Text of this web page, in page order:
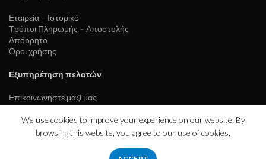
Εταιρεία – Ιστορικό
Τρόποι Πληρωμής – Αποστολής
Απόρρητο
Όροι χρήσης
Εξυπηρέτηση πελατών
Επικοινωνήστε μαζί μας
We use cookies to improve your experience on our website. By
browsing this website, you agree to our use of cookies.